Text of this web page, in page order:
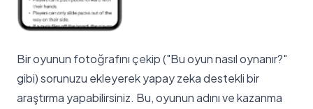
Bir oyunun fotoğrafını çekip ("Bu oyun nasıl oynanır?"
gibi) sorunuzu ekleyerek yapay zeka destekli bir
araştırma yapabilirsiniz. Bu, oyunun adını ve kazanma